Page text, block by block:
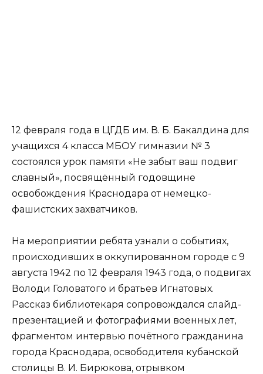
12 февраля года в ЦГДБ им. В. Б. Бакалдина для
учащихся 4 класса МБОУ гимназии № 3
состоялся урок памяти «Не забыт ваш подвиг
славный», посвящённый годовщине
освобождения Краснодара от немецко-
фашистских захватчиков.
На мероприятии ребята узнали о событиях,
происходивших в оккупированном городе с 9
августа 1942 по 12 февраля 1943 года, о подвигах
Володи Головатого и братьев Игнатовых.
Рассказ библиотекаря сопровождался слайд-
презентацией и фотографиями военных лет,
фрагментом интервью почётного гражданина
города Краснодара, освободителя кубанской
столицы В. И. Бирюкова, отрывком